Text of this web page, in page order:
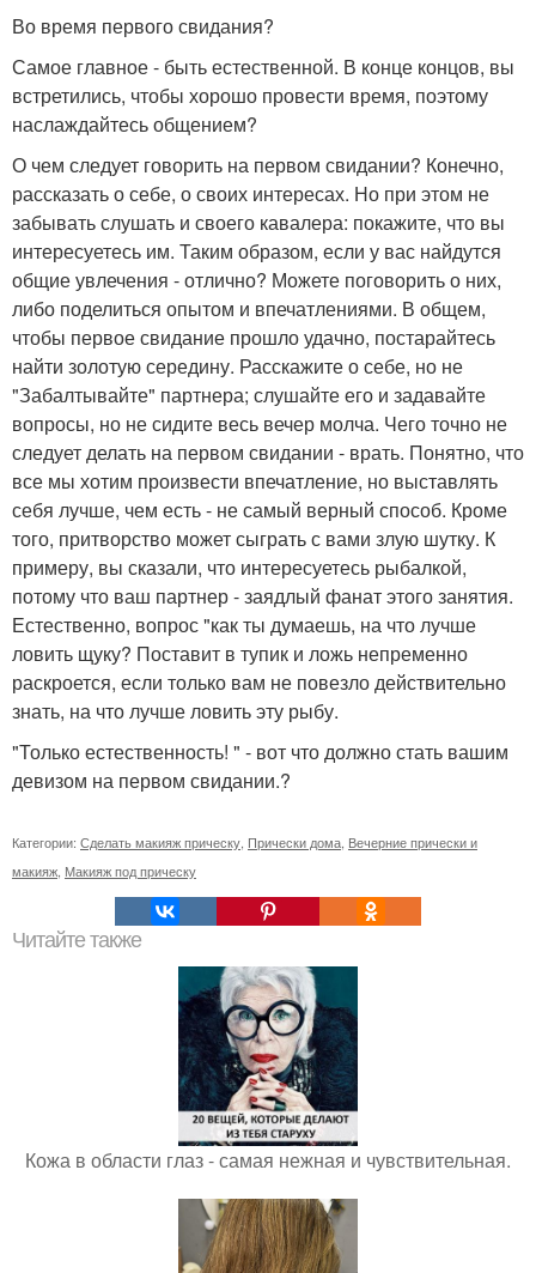
Во время первого свидания?
Самое главное - быть естественной. В конце концов, вы
встретились, чтобы хорошо провести время, поэтому
наслаждайтесь общением?
О чем следует говорить на первом свидании? Конечно,
рассказать о себе, о своих интересах. Но при этом не
забывать слушать и своего кавалера: покажите, что вы
интересуетесь им. Таким образом, если у вас найдутся
общие увлечения - отлично? Можете поговорить о них,
либо поделиться опытом и впечатлениями. В общем,
чтобы первое свидание прошло удачно, постарайтесь
найти золотую середину. Расскажите о себе, но не
"Забалтывайте" партнера; слушайте его и задавайте
вопросы, но не сидите весь вечер молча. Чего точно не
следует делать на первом свидании - врать. Понятно, что
все мы хотим произвести впечатление, но выставлять
себя лучше, чем есть - не самый верный способ. Кроме
того, притворство может сыграть с вами злую шутку. К
примеру, вы сказали, что интересуетесь рыбалкой,
потому что ваш партнер - заядлый фанат этого занятия.
Естественно, вопрос "как ты думаешь, на что лучше
ловить щуку? Поставит в тупик и ложь непременно
раскроется, если только вам не повезло действительно
знать, на что лучше ловить эту рыбу.
"Только естественность! " - вот что должно стать вашим
девизом на первом свидании.?
Категории: Сделать макияж прическу Прически дома Вечерние прически и
макияж Макияж под прическу
Читайте также
Кожа в области глаз - самая нежная и чувствительная.